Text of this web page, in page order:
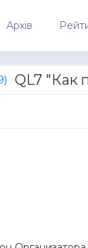
Архів
QL7 "Как